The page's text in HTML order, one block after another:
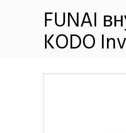
FUNAI
KODO